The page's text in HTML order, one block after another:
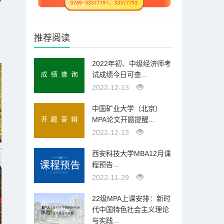
推荐阅读
2022年初、中级经济师考
试成绩今日可查...
2022-12-13
中国矿业大学（北京）
MPA论文开题提醒...
2022-12-13
西安科技大学MBA12月课
程预告...
2022-11-29
22级MPA上课安排：新时
代中国特色社会主义理论
与实践...